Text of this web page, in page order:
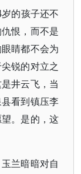
的孩子还不
恨，而不是
睛都不会为
锐的对立之
井云飞，当
看到镇压李
。是的，这
兰暗暗对自